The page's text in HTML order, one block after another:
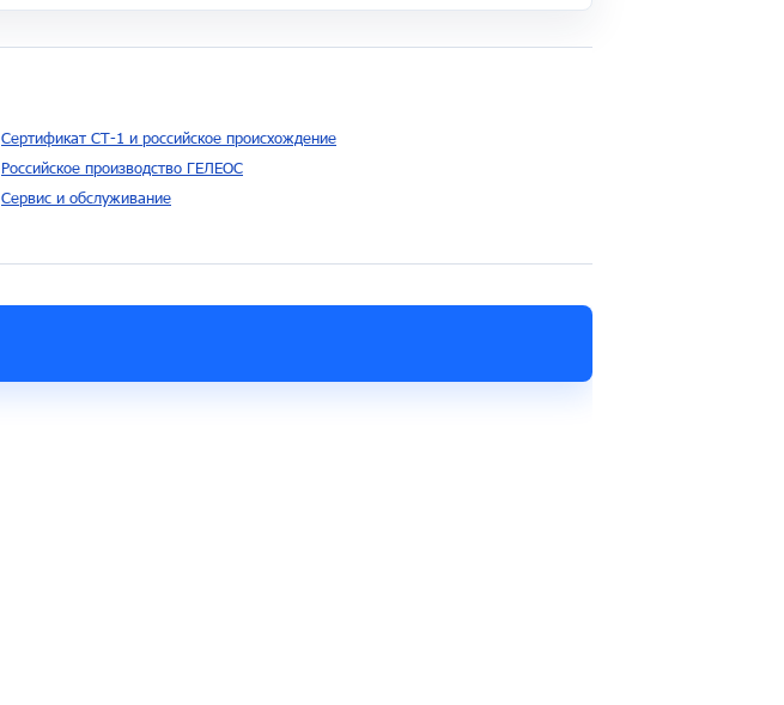
Сертификат СТ-1 и российское происхождение
Российское производство ГЕЛЕОС
Сервис и обслуживание